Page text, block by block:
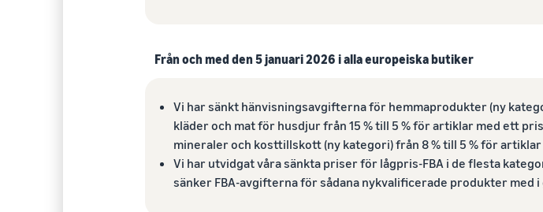
Från och med den 5 januari 2026 i alla europeiska butiker
Vi har sänkt hänvisningsavgifterna för hemmaprodukter (ny
kläder och mat för husdjur från 15 % till 5 % för artiklar med ett
mineraler och kosttillskott (ny kategori) från 8 % till 5 % för artiklar
Vi har utvidgat våra sänkta priser för lågpris-FBA i de flesta
sänker FBA-avgifterna för sådana nykvalificerade produkter med